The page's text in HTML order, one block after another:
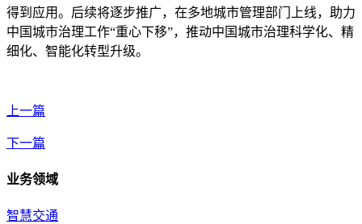
得到应用。后续将逐步推广，在多地城市管理部门上线，助力
中国城市治理工作“重心下移”，推动中国城市治理科学化、精
细化、智能化转型升级。
上一篇
下一篇
业务领域
智慧交通